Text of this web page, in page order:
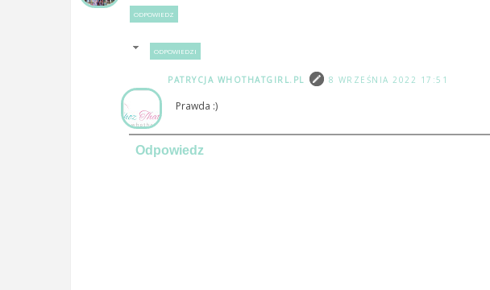
ODPOWIEDZ
ODPOWIEDZI
PATRYCJA WHOTHATGIRL.PL 8 WRZEŚNIA 2022 17:51
Prawda :)
Odpowiedz